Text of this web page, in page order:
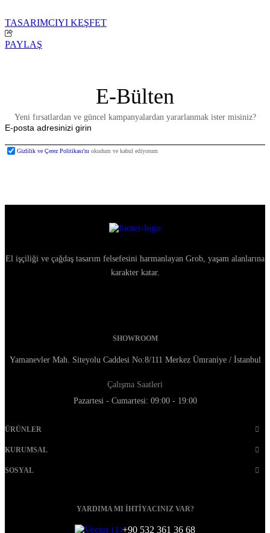
TASARIMCIYI KEŞFET
PAYLAŞ
E-Bülten
Yeni fırsatlardan ve güncel kampanyalardan yararlanmak ister misiniz?
Gizlilik ve Çerez Politikası'nı okudum ve kabul ediyorum
El işçiliği ve çağdaş tasarım felsefesini harmanlayan Grob, yaşam alanlarına
karakter katar.
SHOWROOM
Yamanevler Mah. Siteyolu Caddesi No:8/111 Merkez Ümraniye / İstanbul
Çalışma Saatleri
Pazartesi - Cumartesi: 09:00 - 19:00
ÜRÜNLER
KURUMSAL
SOSYAL
YARDIMA MI İHTİYACINIZ VAR?
+90 532 361 36 68